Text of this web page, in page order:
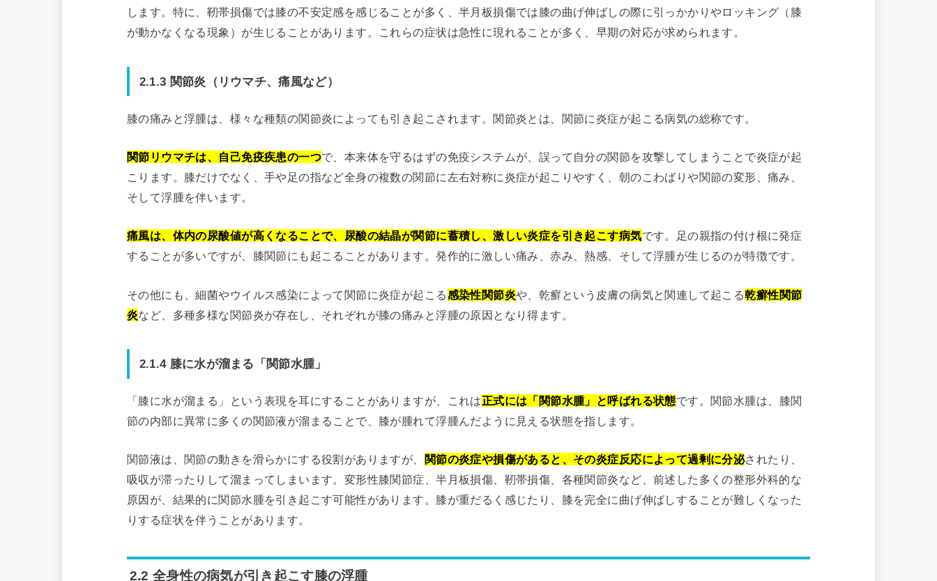
します。特に、靭帯損傷では膝の不安定感を感じることが多く、半月板損傷では膝の曲げ伸ばしの際に引っかかりやロッキング（膝
が動かなくなる現象）が生じることがあります。これらの症状は急性に現れることが多く、早期の対応が求められます。
2.1.3 関節炎（リウマチ、痛風など）
膝の痛みと浮腫は、様々な種類の関節炎によっても引き起こされます。関節炎とは、関節に炎症が起こる病気の総称です。
関節リウマチは、自己免疫疾患の一つで、本来体を守るはずの免疫システムが、誤って自分の関節を攻撃してしまうことで炎症が起
こります。膝だけでなく、手や足の指など全身の複数の関節に左右対称に炎症が起こりやすく、朝のこわばりや関節の変形、痛み、
そして浮腫を伴います。
痛風は、体内の尿酸値が高くなることで、尿酸の結晶が関節に蓄積し、激しい炎症を引き起こす病気です。足の親指の付け根に発症
することが多いですが、膝関節にも起こることがあります。発作的に激しい痛み、赤み、熱感、そして浮腫が生じるのが特徴です。
その他にも、細菌やウイルス感染によって関節に炎症が起こる感染性関節炎や、乾癬という皮膚の病気と関連して起こる乾癬性関節
炎など、多種多様な関節炎が存在し、それぞれが膝の痛みと浮腫の原因となり得ます。
2.1.4 膝に水が溜まる「関節水腫」
「膝に水が溜まる」という表現を耳にすることがありますが、これは正式には「関節水腫」と呼ばれる状態です。関節水腫は、膝関
節の内部に異常に多くの関節液が溜まることで、膝が腫れて浮腫んだように見える状態を指します。
関節液は、関節の動きを滑らかにする役割がありますが、 関節の炎症や損傷があると、その炎症反応によって過剰に分泌されたり、
吸収が滞ったりして溜まってしまいます。変形性膝関節症、半月板損傷、靭帯損傷、各種関節炎など、前述した多くの整形外科的な
原因が、結果的に関節水腫を引き起こす可能性があります。膝が重だるく感じたり、膝を完全に曲げ伸ばしすることが難しくなった
りする症状を伴うことがあります。
2.2 全身性の病気が引き起こす膝の浮腫